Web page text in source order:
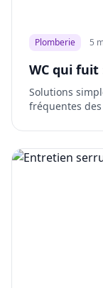
Plomberie 5
WC qui
Solutions
fréquentes